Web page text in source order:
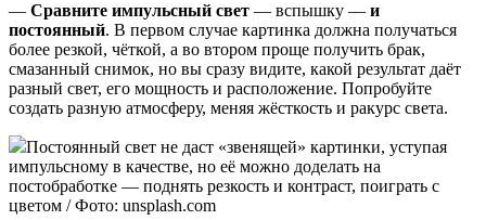
— Сравните импульсный свет — вспышку — и
постоянный. В первом случае картинка должна получаться
более резкой, чёткой, а во втором проще получить брак,
смазанный снимок, но вы сразу видите, какой результат даёт
разный свет, его мощность и расположение. Попробуйте
создать разную атмосферу, меняя жёсткость и ракурс света.
Постоянный свет не даст «звенящей» картинки, уступая
импульсному в качестве, но её можно доделать на
постобработке — поднять резкость и контраст, поиграть с
цветом / Фото: unsplash.com